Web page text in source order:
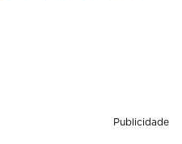
Publicidade